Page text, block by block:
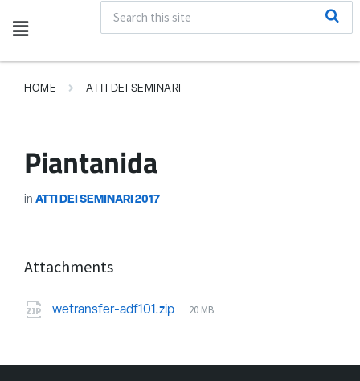
HOME ATTI DEI SEMINARI
Piantanida
in ATTI DEI SEMINARI 2017
Attachments
wetransfer-adf101.zip 20 MB